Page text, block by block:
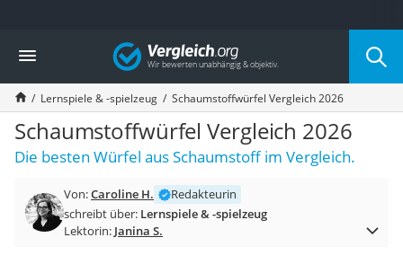
Die beliebtesten Vergleiche nach Kategorie
Kind & Baby
Babyphone mit 2 Kameras
Walkie-Talkie Kinder
Kindermatratzen
Babywippe
Rollschuhe für Kinder
Laufrad
Kinderschubkarre
Vergleich
Lernspiele & -spielzeug Schaumstoffwürfel Vergleich 2026
Schaumstoffwürfel Vergleich 2026
Die besten Würfel aus Schaumstoff im Vergleich.
Von:Caroline H.
Redakteurin
schreibt über: Lernspiele & -spielzeug
Lektorin: Janina S.